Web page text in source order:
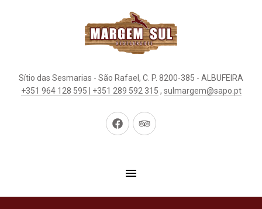
Sítio das Sesmarias - São Rafael, C. P. 8200-385 - ALBUFEIRA
+351 964 128 595 | +351 289 592 315 , sulmargem@sapo.pt
New
New